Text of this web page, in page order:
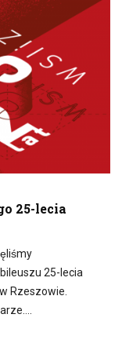
25-lecia
25-lecia
Rzeszowie.